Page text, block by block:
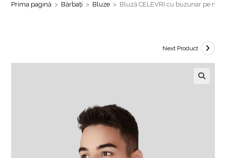
Prima pagină > Bărbați > Bluze > Bluză CELEVRI cu buzunar pe
Next Product